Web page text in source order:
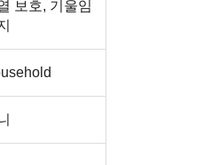
보호, 기울임